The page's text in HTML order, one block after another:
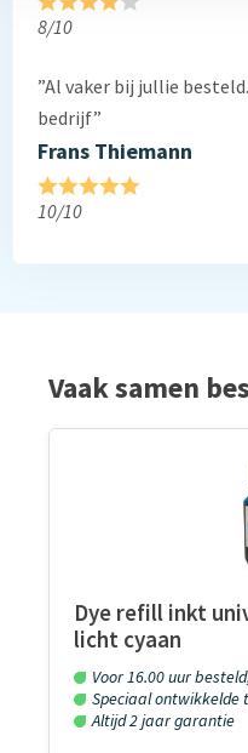
8/10
”Al vaker bij jullie
bedrijf”
Frans Thiemann
10/10
Vaak samen
Dye refill inkt
licht cyaan
Voor 16.00 uur
Speciaal ontwikkelde
Altijd 2 jaar garantie